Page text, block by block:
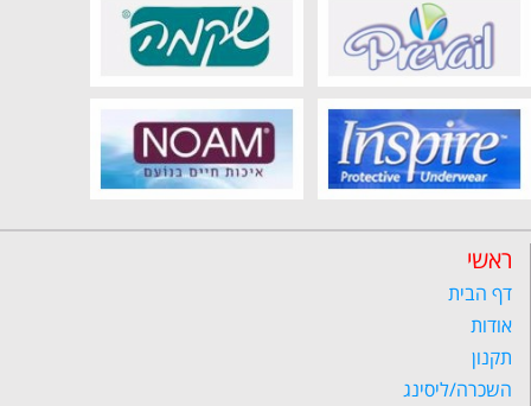
ראשי
דף הבית
אודות
תקנון
השכרה/ליסינג